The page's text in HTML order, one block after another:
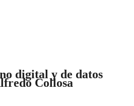
digital y de datos
Collosa